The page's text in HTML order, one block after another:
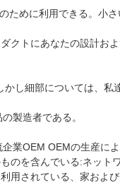
ために利用できる。小さ
クトにあなたの設計お
し細部については、私
製造者である。
業OEM OEMの生産によ
のを含んでいる:ネット
用されている、家およ